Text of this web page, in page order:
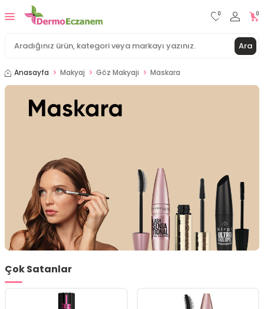
Ara
0 0
Anasayfa Makyaj Göz Makyajı Maskara
Çok Satanlar